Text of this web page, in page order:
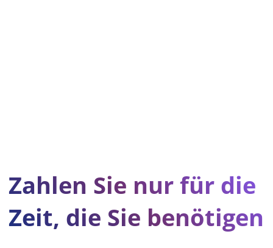
Zahlen Sie nur für die
Zeit, die Sie benötigen